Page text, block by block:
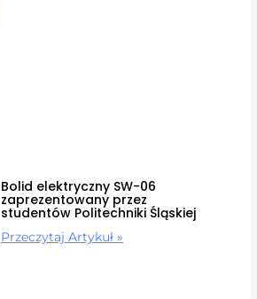
Bolid elektryczny SW-06
zaprezentowany przez
studentów Politechniki Śląskiej
Przeczytaj Artykuł »